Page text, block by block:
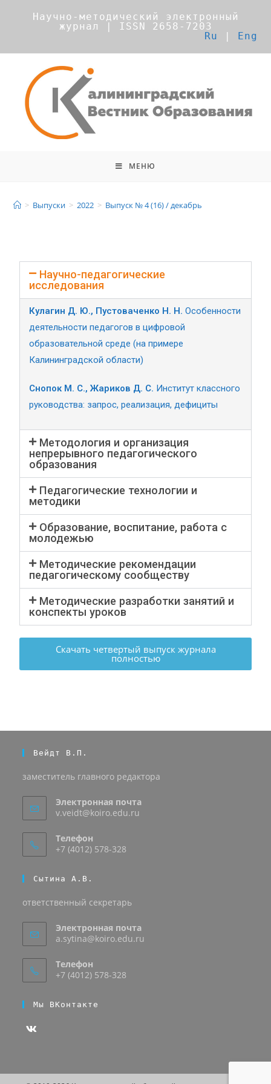
Научно-методический электронный
журнал | ISSN 2658-7203
Ru | Eng
МЕНЮ
> Выпуски > 2022 > Выпуск № 4 (16) / декабрь
Научно-педагогические
исследования
Кулагин Д. Ю., Пустоваченко Н. Н. Особенности
деятельности педагогов в цифровой
образовательной среде (на примере
Калининградской области)
Снопок М. С., Жариков Д. С. Институт классного
руководства: запрос, реализация, дефициты
Методология и организация
непрерывного педагогического
образования
Педагогические технологии и
методики
Образование, воспитание, работа с
молодежью
Методические рекомендации
педагогическому сообществу
Методические разработки занятий и
конспекты уроков
Скачать четвертый выпуск журнала
полностью
Вейдт В.П.
заместитель главного редактора
Электронная почта
v.veidt@koiro.edu.ru
Телефон
+7 (4012) 578-328
Сытина А.В.
ответственный секретарь
Электронная почта
a.sytina@koiro.edu.ru
Телефон
+7 (4012) 578-328
Мы ВКонтакте